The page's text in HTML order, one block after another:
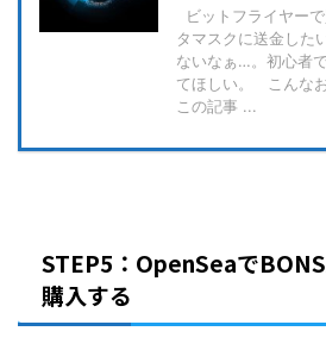
ビットフライヤー
タマスクに送金した
ないなぁ…。初心者
てほしい。 こんな
この記事 ...
STEP5：OpenSeaで
購入する